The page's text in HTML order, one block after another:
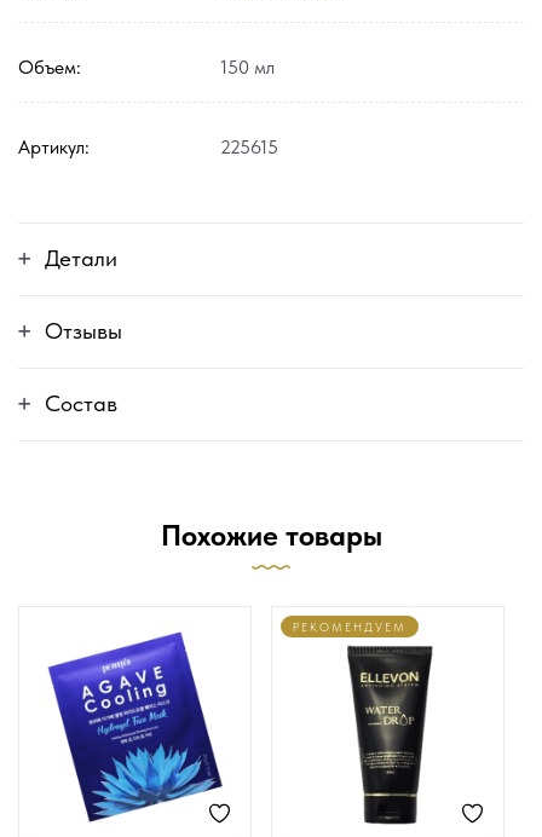
Объем: 150 мл
Артикул: 225615
Детали
Отзывы
Состав
Похожие товары
РЕКОМЕНДУЕМ